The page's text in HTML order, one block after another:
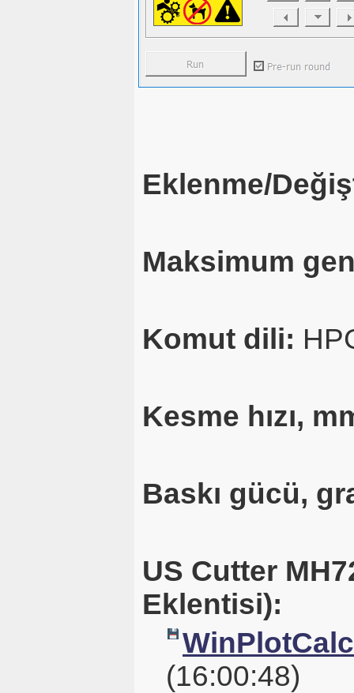
Eklenme/
Maksimum
Komut dili:
Kesme hızı,
Baskı gücü,
US Cutter
Eklentisi):
(16:00:48)